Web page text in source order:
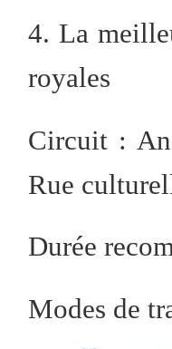
4. La
royales
Circuit :
Rue
Durée
Modes de